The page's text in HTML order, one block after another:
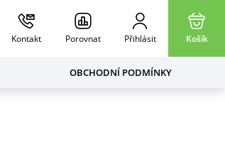
Kontakt Porovnat Přihlásit Košík
OBCHODNÍ PODMÍNKY